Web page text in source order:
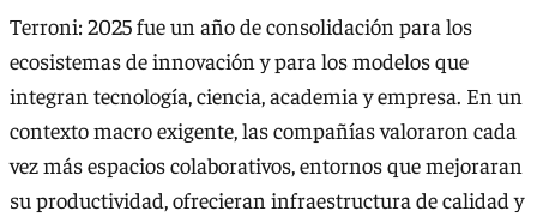
Terroni: 2025 fue un año de consolidación para los
ecosistemas de innovación y para los modelos que
integran tecnología, ciencia, academia y empresa. En un
contexto macro exigente, las compañías valoraron cada
vez más espacios colaborativos, entornos que mejoraran
su productividad, ofrecieran infraestructura de calidad y